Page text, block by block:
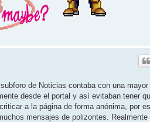
de Noticias contaba con una mayor
desde el portal y así evitaban tener
a la página de forma anónima, por
mensajes de polizontes. Realmente